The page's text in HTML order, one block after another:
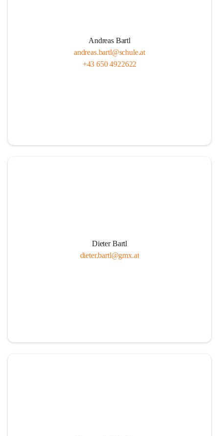
Andreas Bartl
andreas.bartl@schule.at
+43 650 4922622
Dieter Bartl
dieter.bartl@gmx.at